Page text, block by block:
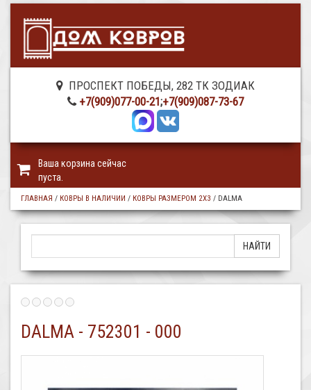
ПРОСПЕКТ ПОБЕДЫ, 282 ТК ЗОДИАК
+7(909)077-00-21;+7(909)087-73-67
Ваша корзина сейчас
пуста.
ГЛАВНАЯ / КОВРЫ В НАЛИЧИИ / КОВРЫ РАЗМЕРОМ 2Х3 / DALMA
DALMA - 752301 - 000